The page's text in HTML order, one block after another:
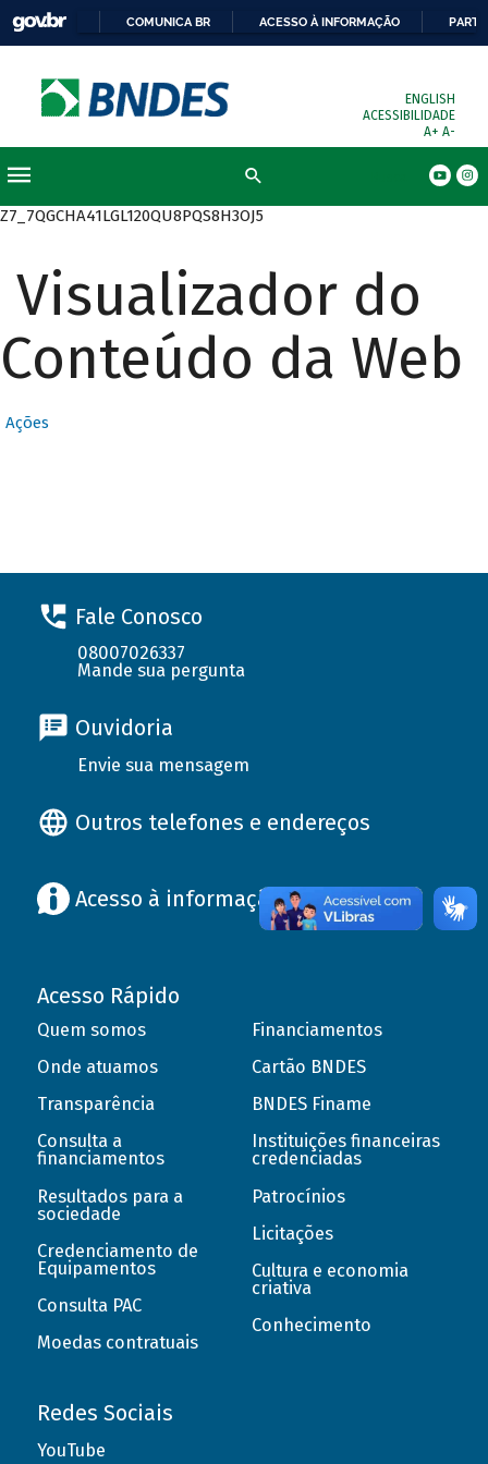
COMUNICA BR ACESSO À INFORMAÇÃO
ENGLISH
ACESSIBILIDADE
A+ A-
Z7_7QGCHA41LGL120QU8PQS8H3OJ5
Visualizador do
Conteúdo da Web
Ações
Fale Conosco
08007026337
Mande sua pergunta
Ouvidoria
Envie sua mensagem
Outros telefones e endereços
Acesso à informação
Acesso Rápido
Quem somos
Onde atuamos
Transparência
Consulta a
financiamentos
Resultados para a
sociedade
Credenciamento de
Equipamentos
Consulta PAC
Moedas contratuais
Financiamentos
Cartão BNDES
BNDES Finame
Instituições financeiras
credenciadas
Patrocínios
Licitações
Cultura e economia
criativa
Conhecimento
Redes Sociais
YouTube